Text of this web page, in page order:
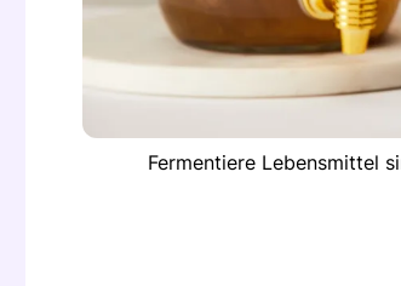
Fermentiere Lebensmittel